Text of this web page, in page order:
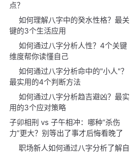
点？
如何理解八字中的癸水性格？最关
键的3个生活应用
如何通过八字分析人性？4个关键
维度帮你读懂自己
如何通过八字分析命中的"小人"？
最实用的4个判断方法
如何通过八字分析趋吉避凶？最实
用的3个应对策略
子卯相刑 vs 子午相冲：哪种“杀伤
力”更大？别等出了事才后悔看晚了
职场新人如何通过八字分析了解自